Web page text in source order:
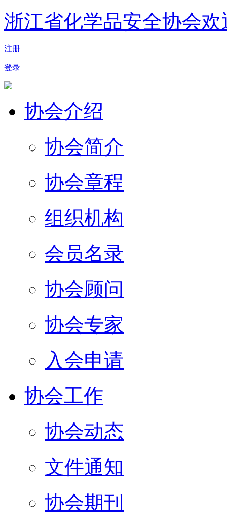
浙江省化学品安全协会欢
注册
登录
协会介绍
协会简介
协会章程
组织机构
会员名录
协会顾问
协会专家
入会申请
协会工作
协会动态
文件通知
协会期刊